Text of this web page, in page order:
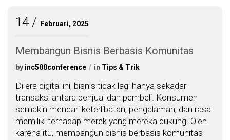
14 Februari, 2025
Membangun Bisnis Berbasis Komunitas
by inc500conference in Tips & Trik
Di era digital ini, bisnis tidak lagi hanya sekadar
transaksi antara penjual dan pembeli. Konsumen
semakin mencari keterlibatan, pengalaman, dan rasa
memiliki terhadap merek yang mereka dukung. Oleh
karena itu, membangun bisnis berbasis komunitas